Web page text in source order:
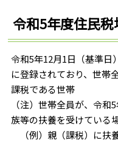
令和5年度住民
令和5年12月1日（基準日
に登録されており、世帯
課税である世帯
（注）世帯全員が、令
族等の扶養を受けている
（例）親（課税）に扶